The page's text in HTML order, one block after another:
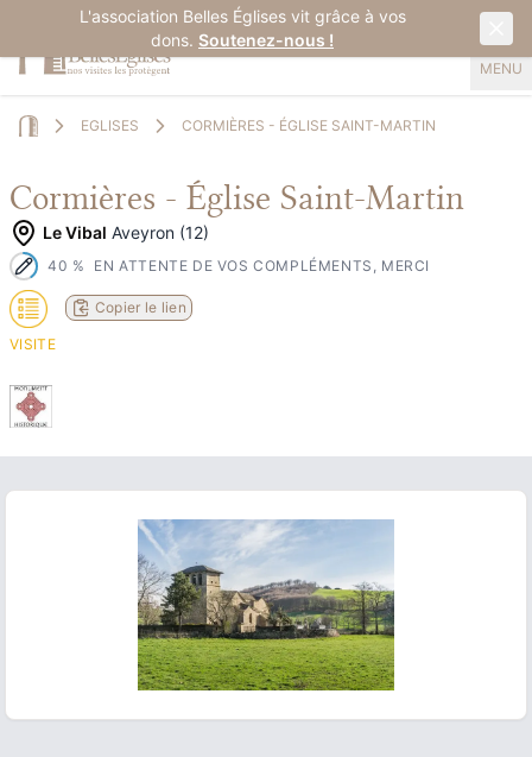
L'association Belles Églises vit grâce à vos
dons. Soutenez-nous !
MENU
EGLISES CORMIÈRES - ÉGLISE SAINT-MARTIN
Cormières - Église Saint-Martin
Le Vibal Aveyron (12)
40 % EN ATTENTE DE VOS COMPLÉMENTS, MERCI
VISITE
Copier le lien